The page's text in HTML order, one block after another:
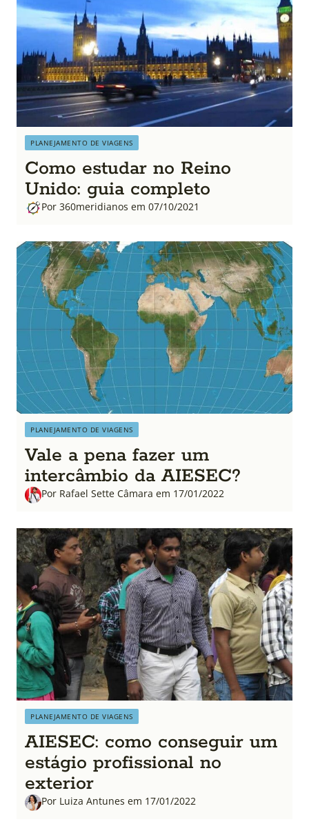
PLANEJAMENTO DE VIAGENS
Como estudar no Reino
Unido: guia completo
Por 360meridianos em 07/10/2021
PLANEJAMENTO DE VIAGENS
Vale a pena fazer um
intercâmbio da AIESEC?
Por Rafael Sette Câmara em 17/01/2022
PLANEJAMENTO DE VIAGENS
AIESEC: como conseguir um
estágio profissional no
exterior
Por Luiza Antunes em 17/01/2022